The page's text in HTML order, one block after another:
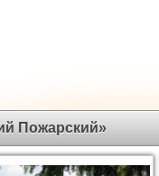
Пожарский»